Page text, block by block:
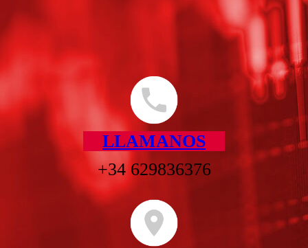
LLAMANOS
+34 629836376